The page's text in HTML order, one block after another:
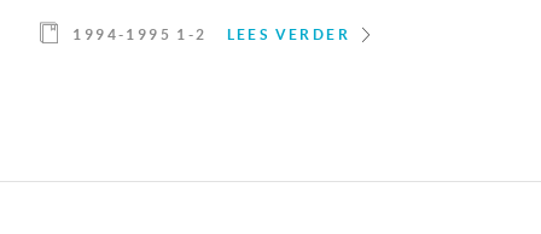
1994-1995 1-2 LEES VERDER